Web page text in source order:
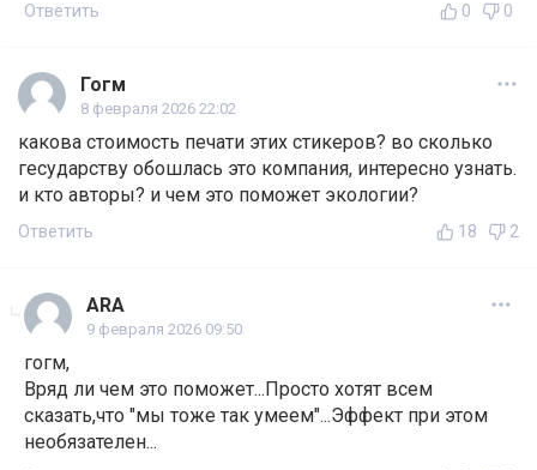
Ответить 0 0
Гогм
8 февраля 2026 22:02
какова стоимость печати этих стикеров? во сколько
гесударству обошлась это компания, интересно узнать.
и кто авторы? и чем это поможет экологии?
Ответить 18 2
ARA
9 февраля 2026 09:50
гогм,
Вряд ли чем это поможет...Просто хотят всем
сказать,что "мы тоже так умеем"...Эффект при этом
необязателен...